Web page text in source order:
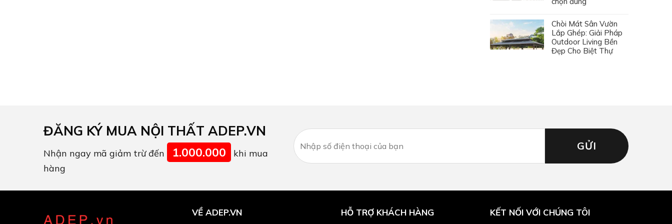
Chòi Mát Sân Vườn
Lắp Ghép: Giải Pháp
Outdoor Living Bền
Đẹp Cho Biệt Thự
ĐĂNG KÝ MUA NỘI THẤT ADEP.VN
Nhận ngay mã giảm trừ đến 1.000.000
khi mua
hàng
VỀ ADEP.VN HỖ TRỢ KHÁCH HÀNG KẾT NỐI VỚI CHÚNG TÔI